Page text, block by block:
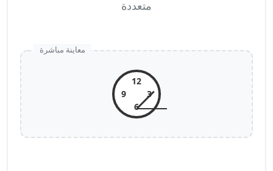
متعددة
معاينة مباشرة
12
3
6
9